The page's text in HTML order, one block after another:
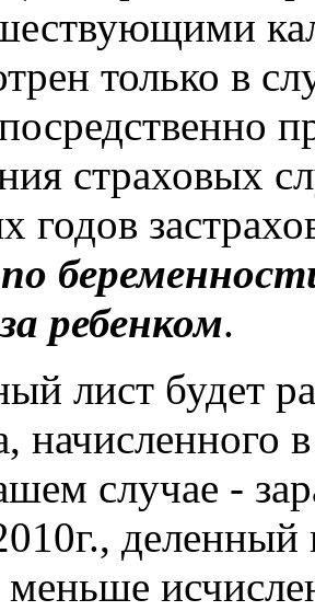
только в
страховых
годов
ребенком.
лист будет
начисленного
случае -
меньше